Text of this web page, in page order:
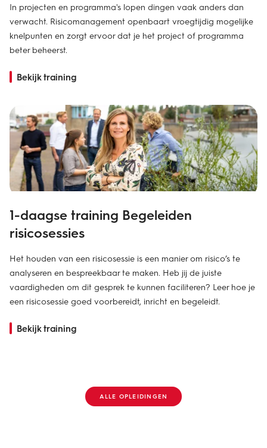
In projecten en programma's lopen dingen vaak anders dan
verwacht. Risicomanagement openbaart vroegtijdig mogelijke
knelpunten en zorgt ervoor dat je het project of programma
beter beheerst.
Bekijk training
1-daagse training Begeleiden
risicosessies
Het houden van een risicosessie is een manier om risico’s te
analyseren en bespreekbaar te maken. Heb jij de juiste
vaardigheden om dit gesprek te kunnen faciliteren? Leer hoe je
een risicosessie goed voorbereidt, inricht en begeleidt.
Bekijk training
ALLE OPLEIDINGEN